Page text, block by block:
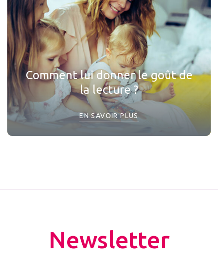
Comment lui donner le goût de
la lecture ?
EN SAVOIR PLUS
Newsletter